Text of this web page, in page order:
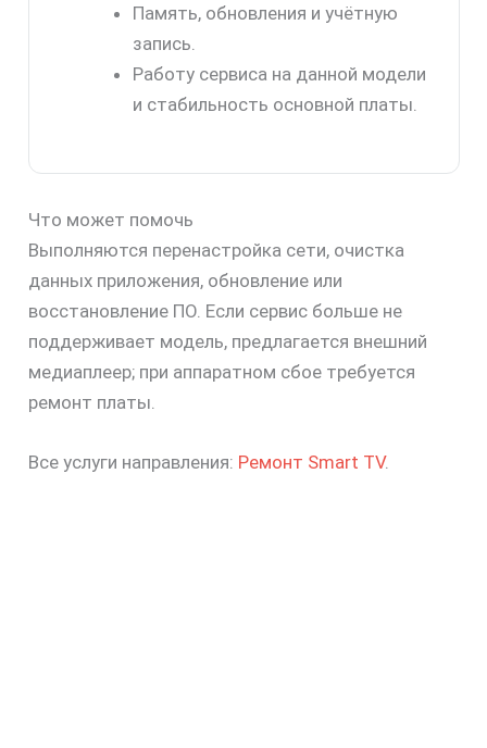
Память, обновления и учётную
запись.
Работу сервиса на данной модели
и стабильность основной платы.
Что может помочь
Выполняются перенастройка сети, очистка
данных приложения, обновление или
восстановление ПО. Если сервис больше не
поддерживает модель, предлагается внешний
медиаплеер; при аппаратном сбое требуется
ремонт платы.
Все услуги направления: Ремонт Smart TV.